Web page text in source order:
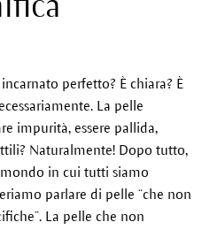
perfetto? È chiara? È
La pelle
impurità, essere pallida,
Naturalmente! Dopo tutto,
in cui tutti siamo
parlare di pelle “che non
La pelle che non